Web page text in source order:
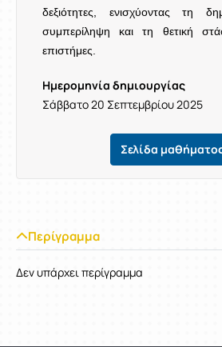
δεξιότητες, ενισχύοντας τη
συμπερίληψη και τη θετική
επιστήμες.
Ημερομηνία δημιουργίας
Σάββατο 20 Σεπτεμβρίου 2025
Σελίδα
Περίγραμμα
Δεν υπάρχει περίγραμμα